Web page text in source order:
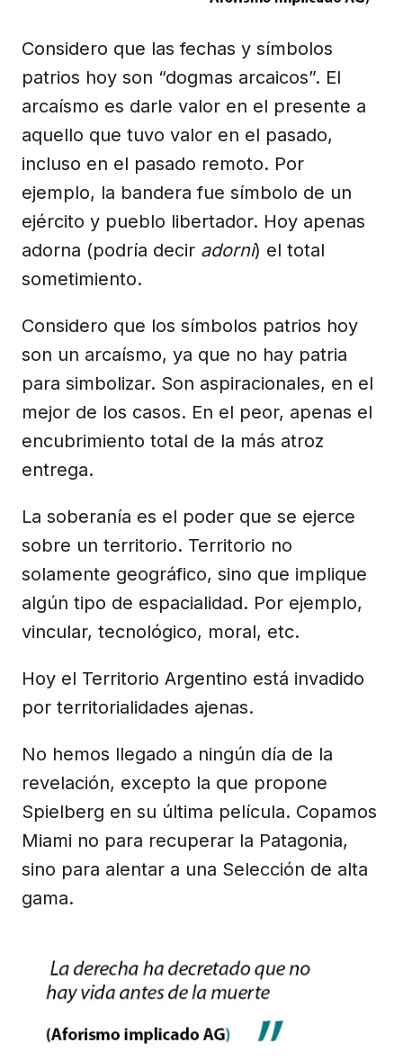
Considero que las fechas y símbolos
patrios hoy son “dogmas arcaicos”. El
arcaísmo es darle valor en el presente a
aquello que tuvo valor en el pasado,
incluso en el pasado remoto. Por
ejemplo, la bandera fue símbolo de un
ejército y pueblo libertador. Hoy apenas
adorna (podría decir adorni) el total
sometimiento.
Considero que los símbolos patrios hoy
son un arcaísmo, ya que no hay patria
para simbolizar. Son aspiracionales, en el
mejor de los casos. En el peor, apenas el
encubrimiento total de la más atroz
entrega.
La soberanía es el poder que se ejerce
sobre un territorio. Territorio no
solamente geográfico, sino que implique
algún tipo de espacialidad. Por ejemplo,
vincular, tecnológico, moral, etc.
Hoy el Territorio Argentino está invadido
por territorialidades ajenas.
No hemos llegado a ningún día de la
revelación, excepto la que propone
Spielberg en su última película. Copamos
Miami no para recuperar la Patagonia,
sino para alentar a una Selección de alta
gama.